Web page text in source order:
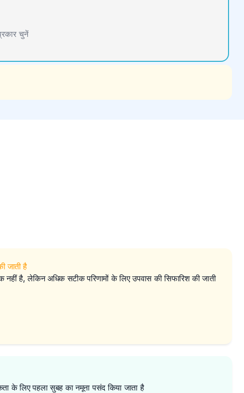
चुनें
जाती है
है, लेकिन अधिक सटीक परिणामों के लिए उपवास की सिफारिश की जाती
के लिए पहला सुबह का नमूना पसंद किया जाता है